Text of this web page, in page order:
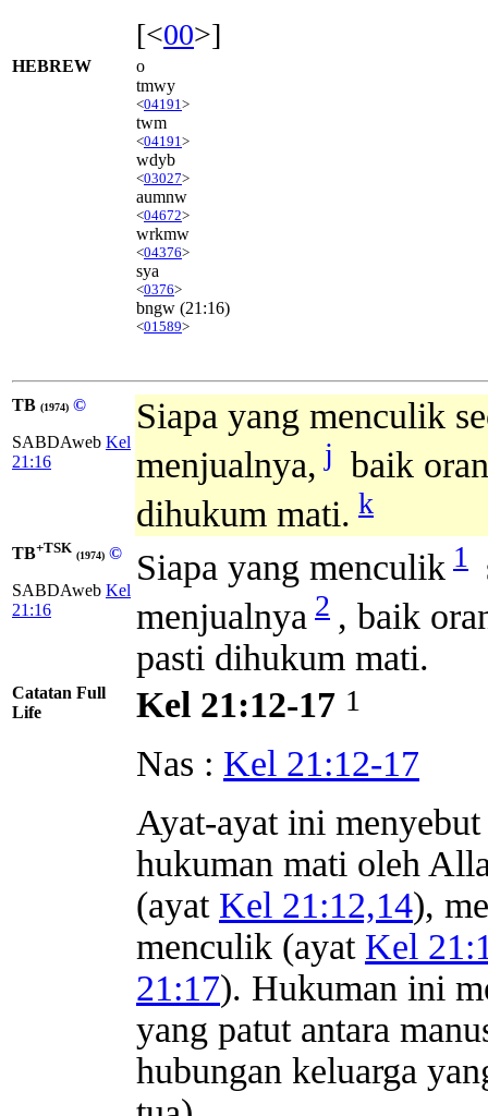
[<00>]
HEBREW
o
tmwy
<04191 >
twm
<04191 >
wdyb
<03027>
aumnw
<04672>
wrkmw
<04376>
sya
<0376>
bngw (21:16)
<01589>
TB (1974) ©
SABDAweb Kel
21:16
Siapa yang menculik
menjualnya, j baik
dihukum mati. k
TB+TSK (1974) ©
SABDAweb Kel
21:16
Siapa yang menculik 1
menjualnya 2 , baik
pasti dihukum mati.
Catatan Full
Life
Kel 21:12-17 1
Nas : Kel 21:12-17
Ayat-ayat ini
hukuman mati oleh
(ayat Kel 21:12,14),
menculik (ayat Kel
21:17). Hukuman ini
yang patut antara
hubungan keluarga